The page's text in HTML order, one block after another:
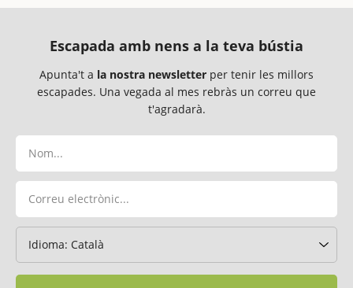
Escapada amb nens a la teva bústia
Apunta't a la nostra newsletter per tenir les millors
escapades. Una vegada al mes rebràs un correu que
t'agradarà.